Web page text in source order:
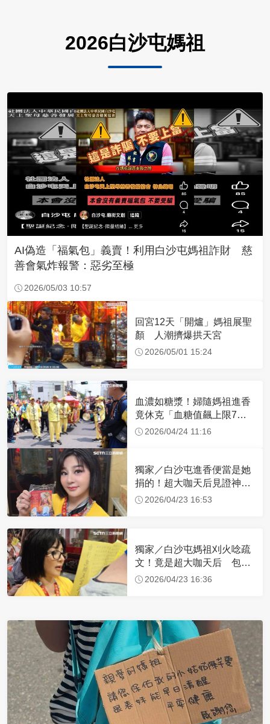
2026白沙屯媽祖
AI偽造「福氣包」義賣！利用白沙屯媽祖詐財 慈
善會氣炸報警：惡劣至極
2026/05/03 10:57
回宮12天「開爐」媽祖展聖
顏 人潮擠爆拱天宮
2026/05/01 15:24
血濃如糖漿！婦隨媽祖進香
竟休克「血糖值飆上限7
倍」 醫曝原因
2026/04/24 11:16
獨家／白沙屯進香便當是她
捐的！超大咖天后見證神
蹟 一靠近媽祖就爆哭
2026/04/23 16:53
獨家／白沙屯媽祖刈火唸疏
文！竟是超大咖天后 包尿
布忍尿5小時不喊累
2026/04/23 16:36